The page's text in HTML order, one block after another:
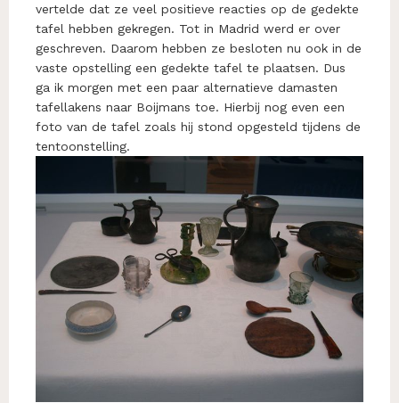
vertelde dat ze veel positieve reacties op de gedekte
tafel hebben gekregen. Tot in Madrid werd er over
geschreven. Daarom hebben ze besloten nu ook in de
vaste opstelling een gedekte tafel te plaatsen. Dus
ga ik morgen met een paar alternatieve damasten
tafellakens naar Boijmans toe. Hierbij nog even een
foto van de tafel zoals hij stond opgesteld tijdens de
tentoonstelling.